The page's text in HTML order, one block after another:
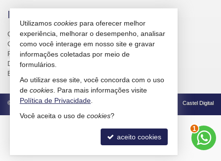
INDICADORES FINANCEIROS
CUB /SC
R$ 3.151,24
CUB /SC variação
0,95%
Poupança
0,6738%
Dólar Comercial
Euro
© 2026 CRECI/SC 4586-J Política de Privacidade Castel Digital
2
Utilizamos cookies para oferecer melhor
experiência, melhorar o desempenho, analisar
como você interage em nosso site e gravar
informações coletadas por meio de
formulários.
Ao utilizar esse site, você concorda com o uso
de cookies . Para mais informações visite
Política de Privacidade
Você aceita o uso de cookies?
aceito cookies